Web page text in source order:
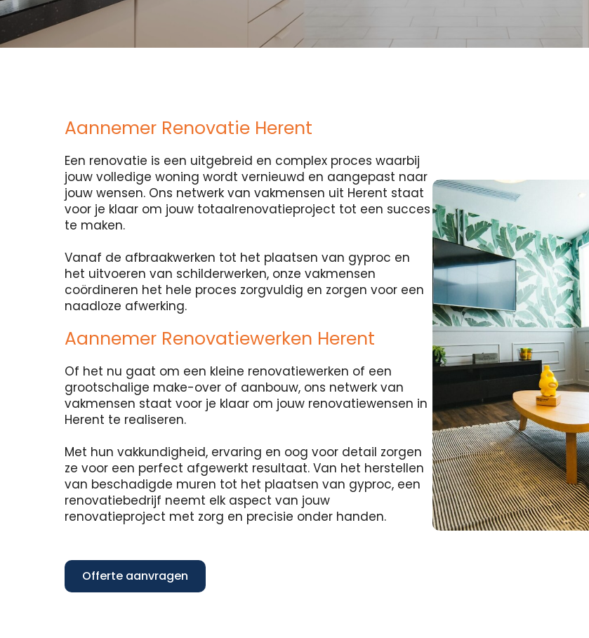
Aannemer Renovatie Herent
Een renovatie is een uitgebreid en complex proces waarbij
jouw volledige woning wordt vernieuwd en aangepast naar
jouw wensen. Ons netwerk van vakmensen uit Herent staat
voor je klaar om jouw totaalrenovatieproject tot een succes
te maken.
Vanaf de afbraakwerken tot het plaatsen van gyproc en
het uitvoeren van schilderwerken, onze vakmensen
coördineren het hele proces zorgvuldig en zorgen voor een
naadloze afwerking.
Aannemer Renovatiewerken Herent
Of het nu gaat om een kleine renovatiewerken of een
grootschalige make-over of aanbouw, ons netwerk van
vakmensen staat voor je klaar om jouw renovatiewensen in
Herent te realiseren.
Met hun vakkundigheid, ervaring en oog voor detail zorgen
ze voor een perfect afgewerkt resultaat. Van het herstellen
van beschadigde muren tot het plaatsen van gyproc, een
renovatiebedrijf neemt elk aspect van jouw
renovatieproject met zorg en precisie onder handen.
Offerte aanvragen